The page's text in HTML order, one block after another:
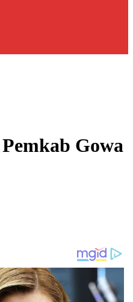
Gowa